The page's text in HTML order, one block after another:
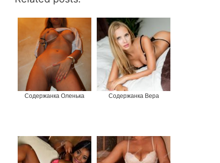
Содержанка Оленька Содержанка Вера